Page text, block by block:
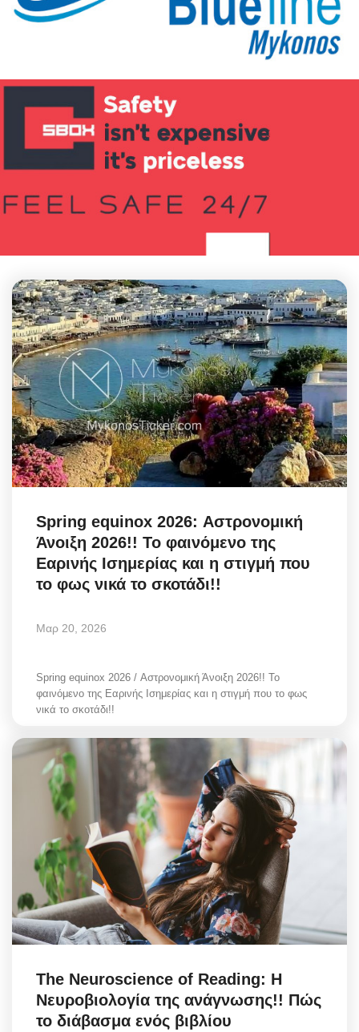
Spring equinox 2026: Αστρονομική
Άνοιξη 2026!! Το φαινόμενο της
Εαρινής Ισημερίας και η στιγμή που
το φως νικά το σκοτάδι!!
Μαρ 20, 2026
Spring equinox 2026 / Αστρονομική Άνοιξη 2026!! Το
φαινόμενο της Εαρινής Ισημερίας και η στιγμή που το φως
νικά το σκοτάδι!!
The Neuroscience of Reading: Η
Νευροβιολογία της ανάγνωσης!! Πώς
το διάβασμα ενός βιβλίου